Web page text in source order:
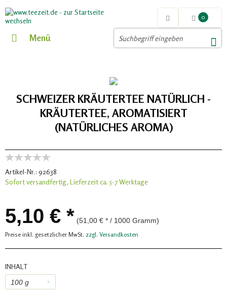
0
Menü
SCHWEIZER KRÄUTERTEE NATÜRLICH -
KRÄUTERTEE, AROMATISIERT
(NATÜRLICHES AROMA)
Artikel-Nr.: 92638
Sofort versandfertig, Lieferzeit ca. 5-7 Werktage
5,10 € * (51,00 € * / 1000 Gramm)
Preise inkl. gesetzlicher MwSt. zzgl. Versandkosten
INHALT